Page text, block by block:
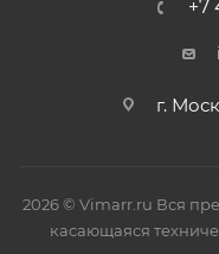
+7
г.
2026 © Vimarr.ru Вся
касающаяся